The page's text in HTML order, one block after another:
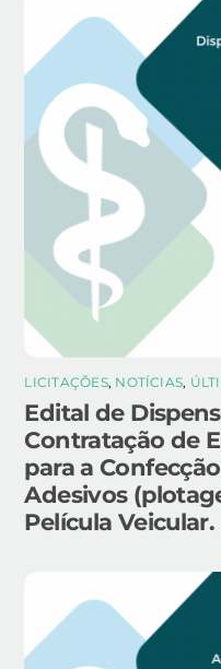
LICITAÇÕES, NOTÍCIAS,
Edital de
Contratação de
para a
Adesivos
Película Veicular.